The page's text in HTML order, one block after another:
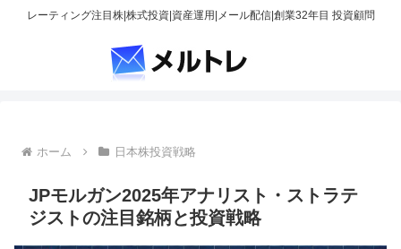
レーティング注目株|株式投資|資産運用|メール配信|創業32年目 投資顧問
ホーム 日本株投資戦略
JPモルガン2025年アナリスト・ストラテ
ジストの注目銘柄と投資戦略